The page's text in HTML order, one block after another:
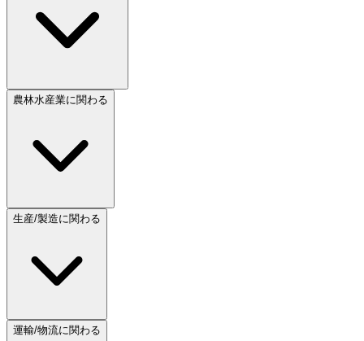
農林水産業に関わる
生産/製造に関わる
運輸/物流に関わる